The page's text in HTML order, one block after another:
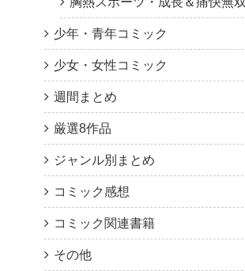
少年・青年コミック
少女・女性コミック
週間まとめ
厳選8作品
ジャンル別まとめ
コミック感想
コミック関連書籍
その他